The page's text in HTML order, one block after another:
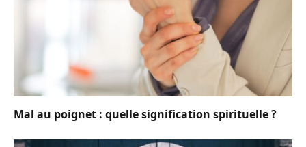
Mal au poignet : quelle signification spirituelle ?